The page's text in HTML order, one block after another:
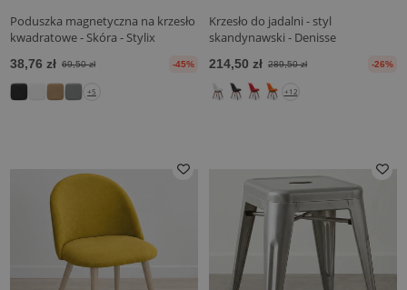
Poduszka magnetyczna na krzesło
kwadratowe - Skóra - Stylix
38,76 zł 69,50 zł -45%
+5
Krzesło do jadalni - styl
skandynawski - Denisse
214,50 zł 289,50 zł -26%
+12